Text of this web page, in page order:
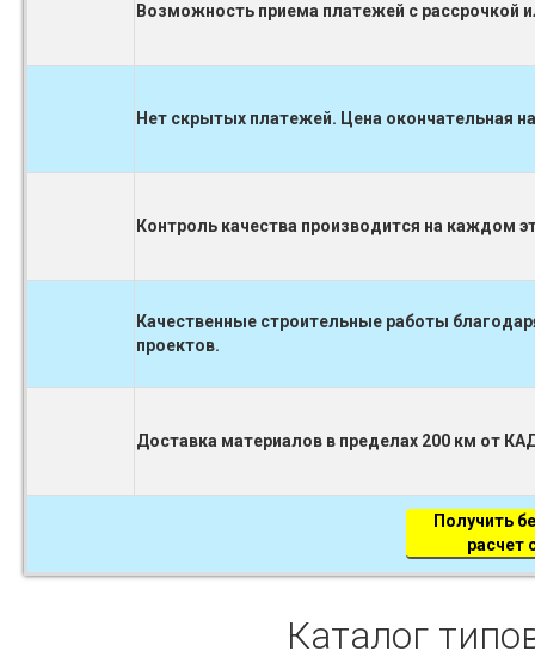
Возможность приема платежей с рассрочкой
Нет скрытых платежей. Цена окончательная
Контроль качества производится на каждом
Качественные строительные работы
проектов.
Доставка материалов в пределах 200 км от
Получить
расчет
Каталог